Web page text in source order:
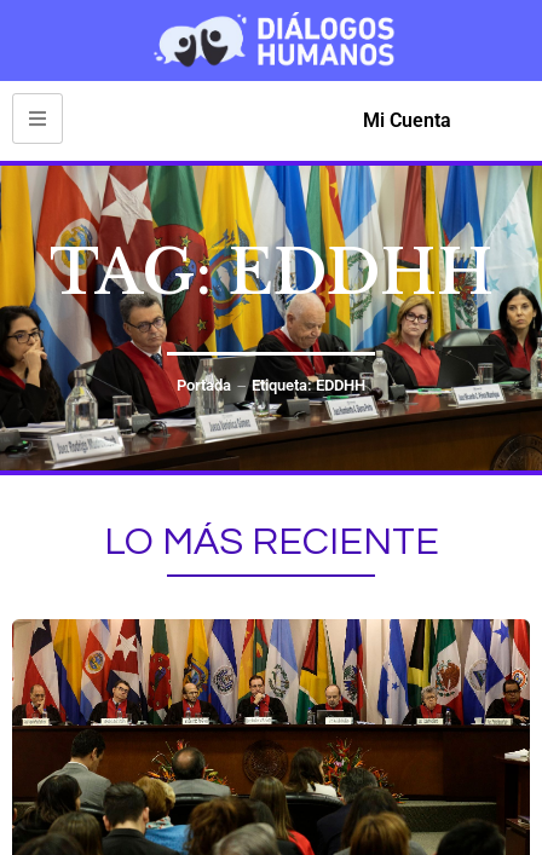
Mi Cuenta
TAG: EDDHH
Portada Etiqueta: EDDHH
LO MÁS RECIENTE